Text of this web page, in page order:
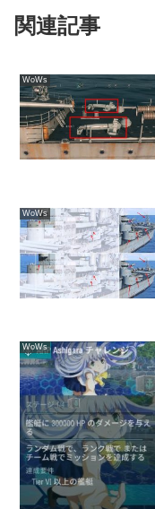
関連記事
WoWs
WoWs
WoWs